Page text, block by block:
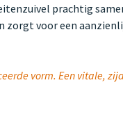
prachtig
zorgt voor een
vorm. Een vitale,